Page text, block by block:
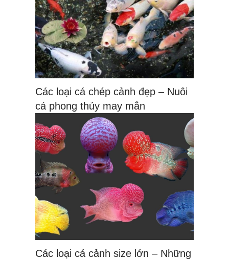
Các loại cá chép cảnh đẹp – Nuôi
cá phong thủy may mắn
Các loại cá cảnh size lớn – Những